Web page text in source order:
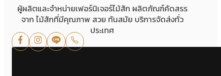
ผู้ผลิตและจำหน่ายเฟอร์นิเจอร์ไม้สัก ผลิตภัณฑ์คัดสรร
จาก ไม้สักที่มีคุณภาพ สวย ทันสมัย บริการจัดส่งทั่ว
ประเทศ